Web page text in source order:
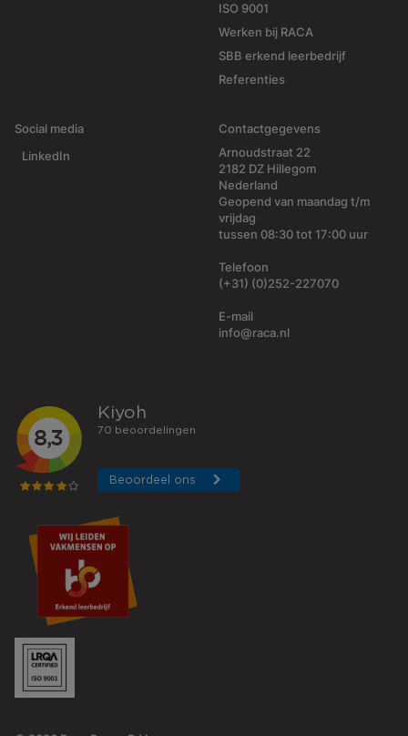
ISO 9001
Werken bij RACA
SBB erkend leerbedrijf
Referenties
Social media
LinkedIn
Contactgegevens
Arnoudstraat 22
2182 DZ Hillegom
Nederland
Geopend van maandag t/m
vrijdag
tussen 08:30 tot 17:00 uur
Telefoon
(+31) (0)252-227070
E-mail
info@raca.nl